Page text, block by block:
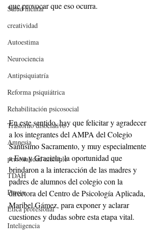
Salud mental
creatividad
Autoestima
Neurociencia
Antipsiquiatría
Reforma psiquiátrica
Rehabilitación psicosocial
Trastorno disociativo
Amnesia
personalidad múltiple
TDAH
Pareja
Ética profesional
Inteligencia
que provocar que eso ocurra.
En este sentido, hay que felicitar y agradecer
a los integrantes del AMPA del Colegio
Santísimo Sacramento, y muy especialmente
a Eva y Graciela, la oportunidad que
brindaron a la interacción de las madres y
padres de alumnos del colegio con la
directora del Centro de Psicología Aplicada,
Maribel Gámez, para exponer y aclarar
cuestiones y dudas sobre esta etapa vital.